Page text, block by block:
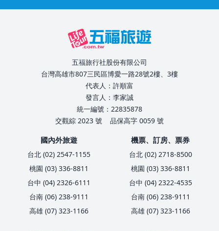
五福旅行社股份有限公司
台灣高雄市807三民區博愛一路28號2樓、3樓
代表人：許順富
發言人：李家誠
統一編號：22835878
交觀綜 2023 號
品保高字 0059 號
國內外旅遊
台北 (02) 2547-1155
桃園 (03) 336-8811
台中 (04) 2326-6111
台南 (06) 238-9111
高雄 (07) 323-1166
機票、訂房、票券
台北 (02) 2718-8500
桃園 (03) 336-8811
台中 (04) 2322-4535
台南 (06) 238-9111
高雄 (07) 323-1166